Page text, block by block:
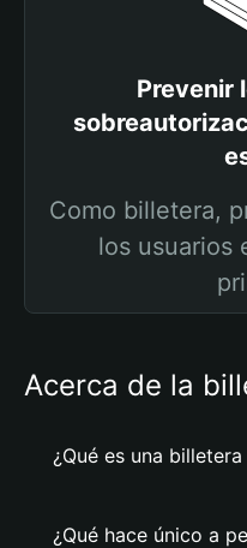
Prevenir
Como billetera,
los usuarios
Acerca de la
¿Qué es una
¿Qué hace único a